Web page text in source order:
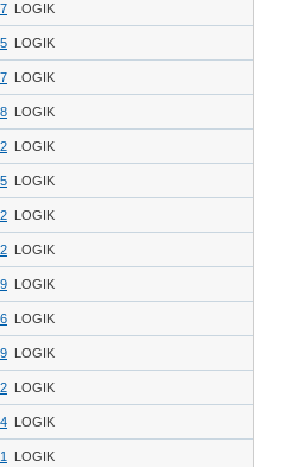
LOGIK
LOGIK
LOGIK
LOGIK
LOGIK
LOGIK
LOGIK
LOGIK
LOGIK
LOGIK
LOGIK
LOGIK
LOGIK
LOGIK